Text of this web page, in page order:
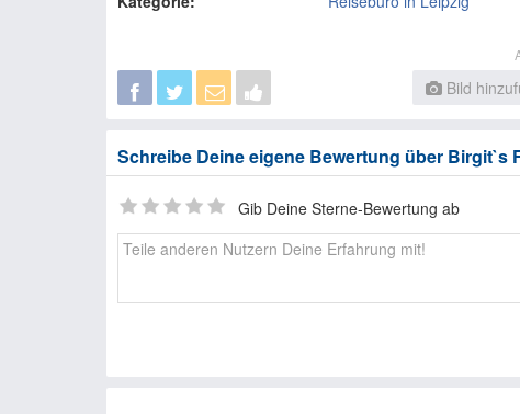
Bild
Schreibe Deine eigene Bewertung über Birgit`s
Gib Deine Sterne-Bewertung ab